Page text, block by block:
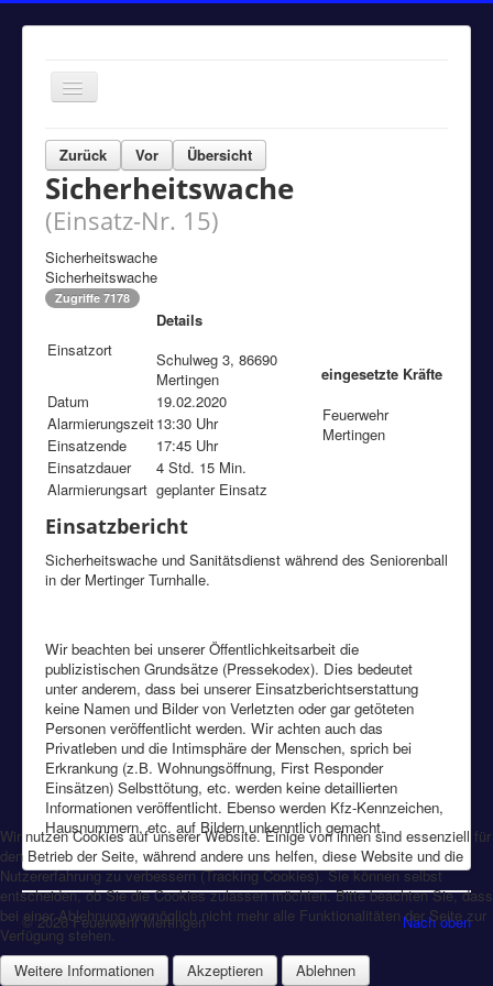
Navigation
an/aus
Home
Einsätze
Aktuelles
Über uns
Fuhrpark
Bürgerinformationen
Impressum
Zurück Vor Übersicht
Sicherheitswache
(Einsatz-Nr. 15)
Sicherheitswache
Sicherheitswache
Zugriffe 7178
Einsatzort
Details
Schulweg 3, 86690
Mertingen
Datum
19.02.2020
Alarmierungszeit13:30 Uhr
Einsatzende
17:45 Uhr
Einsatzdauer
4 Std. 15 Min.
Alarmierungsart geplanter Einsatz
eingesetzte Kräfte
Feuerwehr
Mertingen
Einsatzbericht
Sicherheitswache und Sanitätsdienst während des Seniorenball
in der Mertinger Turnhalle.
Wir beachten bei unserer Öffentlichkeitsarbeit die
publizistischen Grundsätze (Pressekodex). Dies bedeutet
unter anderem, dass bei unserer Einsatzberichtserstattung
keine Namen und Bilder von Verletzten oder gar getöteten
Personen veröffentlicht werden. Wir achten auch das
Privatleben und die Intimsphäre der Menschen, sprich bei
Erkrankung (z.B. Wohnungsöffnung, First Responder
Einsätzen) Selbsttötung, etc. werden keine detaillierten
Informationen veröffentlicht. Ebenso werden Kfz-Kennzeichen,
Hausnummern, etc. auf Bildern unkenntlich gemacht.
Nach oben
© 2026 Feuerwehr Mertingen
Wir nutzen Cookies auf unserer Website. Einige von ihnen sind essenziell für
den Betrieb der Seite, während andere uns helfen, diese Website und die
Nutzererfahrung zu verbessern (Tracking Cookies). Sie können selbst
entscheiden, ob Sie die Cookies zulassen möchten. Bitte beachten Sie, dass
bei einer Ablehnung womöglich nicht mehr alle Funktionalitäten der Seite zur
Verfügung stehen.
Weitere Informationen
Akzeptieren Ablehnen